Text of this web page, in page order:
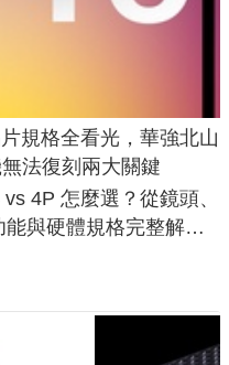
規格全看光，華強北山
法復刻兩大關鍵
4P 怎麼選？從鏡頭、
能與硬體規格完整解